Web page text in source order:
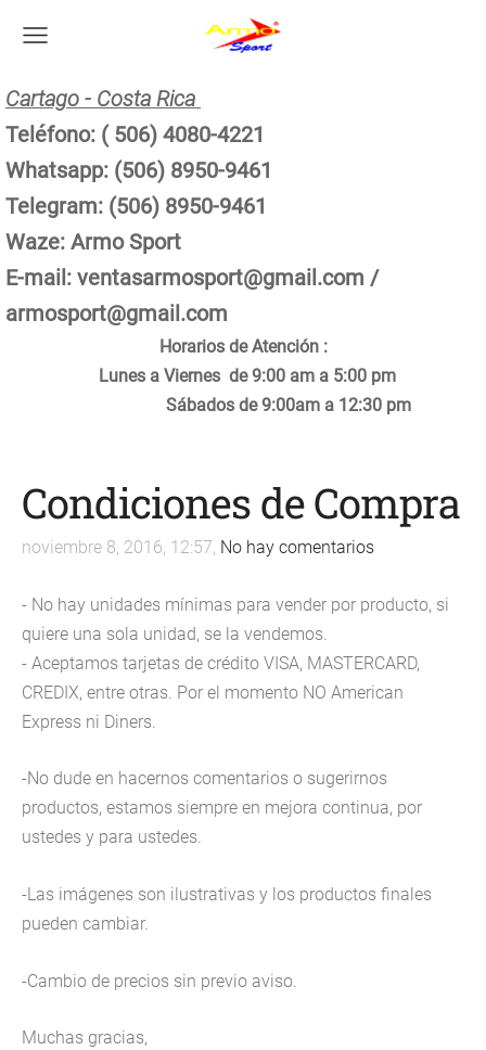
Cartago - Costa Rica
Teléfono: ( 506) 4080-4221
Whatsapp: (506) 8950-9461
Telegram: (506) 8950-9461
Waze: Armo Sport
E-mail: ventasarmosport@gmail.com /
armosport@gmail.com
Horarios de Atención :
Lunes a Viernes de 9:00 am a 5:00 pm
Sábados de 9:00am a 12:30 pm
Condiciones de Compra
noviembre 8, 2016, 12:57, No hay comentarios
- No hay unidades mínimas para vender por producto, si
quiere una sola unidad, se la vendemos.
- Aceptamos tarjetas de crédito VISA, MASTERCARD,
CREDIX, entre otras. Por el momento NO American
Express ni Diners.
-No dude en hacernos comentarios o sugerirnos
productos, estamos siempre en mejora continua, por
ustedes y para ustedes.
-Las imágenes son ilustrativas y los productos finales
pueden cambiar.
-Cambio de precios sin previo aviso.
Muchas gracias,